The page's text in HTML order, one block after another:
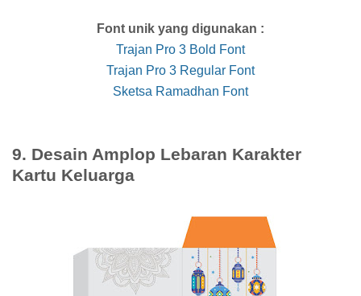
Font unik yang digunakan :
Trajan Pro 3 Bold Font
Trajan Pro 3 Regular Font
Sketsa Ramadhan Font
9. Desain Amplop Lebaran Karakter
Kartu Keluarga